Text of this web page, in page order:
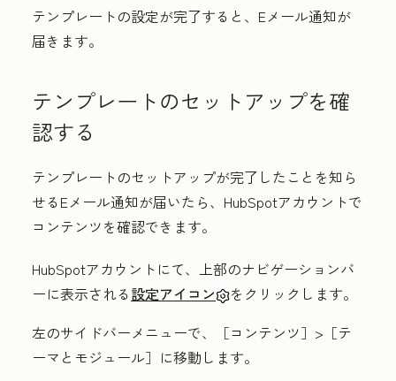
テンプレートの設定が完了すると、Eメール通知が
届きます。
テンプレートのセットアップを確
認する
テンプレートのセットアップが完了したことを知ら
せるEメール通知が届いたら、HubSpotアカウントで
コンテンツを確認できます。
HubSpotアカウントにて、上部のナビゲーションバ
ーに表示される設定アイコン
をクリックします。
左のサイドバーメニューで、［コンテンツ］ >［テ
ーマとモジュール］ に移動します。